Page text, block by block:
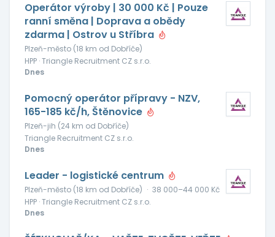
Operátor výroby | 30 000 Kč | Pouze
ranní směna | Doprava a obědy
zdarma | Ostrov u Stříbra
Plzeň-město (18 km od Dobříče)
HPP · Triangle Recruitment CZ s.r.o.
Dnes
Pomocný operátor přípravy - NZV,
165-185 kč/h, Štěnovice
Plzeň-jih (24 km od Dobříče)
Triangle Recruitment CZ s.r.o.
Dnes
Leader - logistické centrum
Plzeň-město (18 km od Dobříče) · 38 000–44 000 Kč
HPP · Triangle Recruitment CZ s.r.o.
Dnes